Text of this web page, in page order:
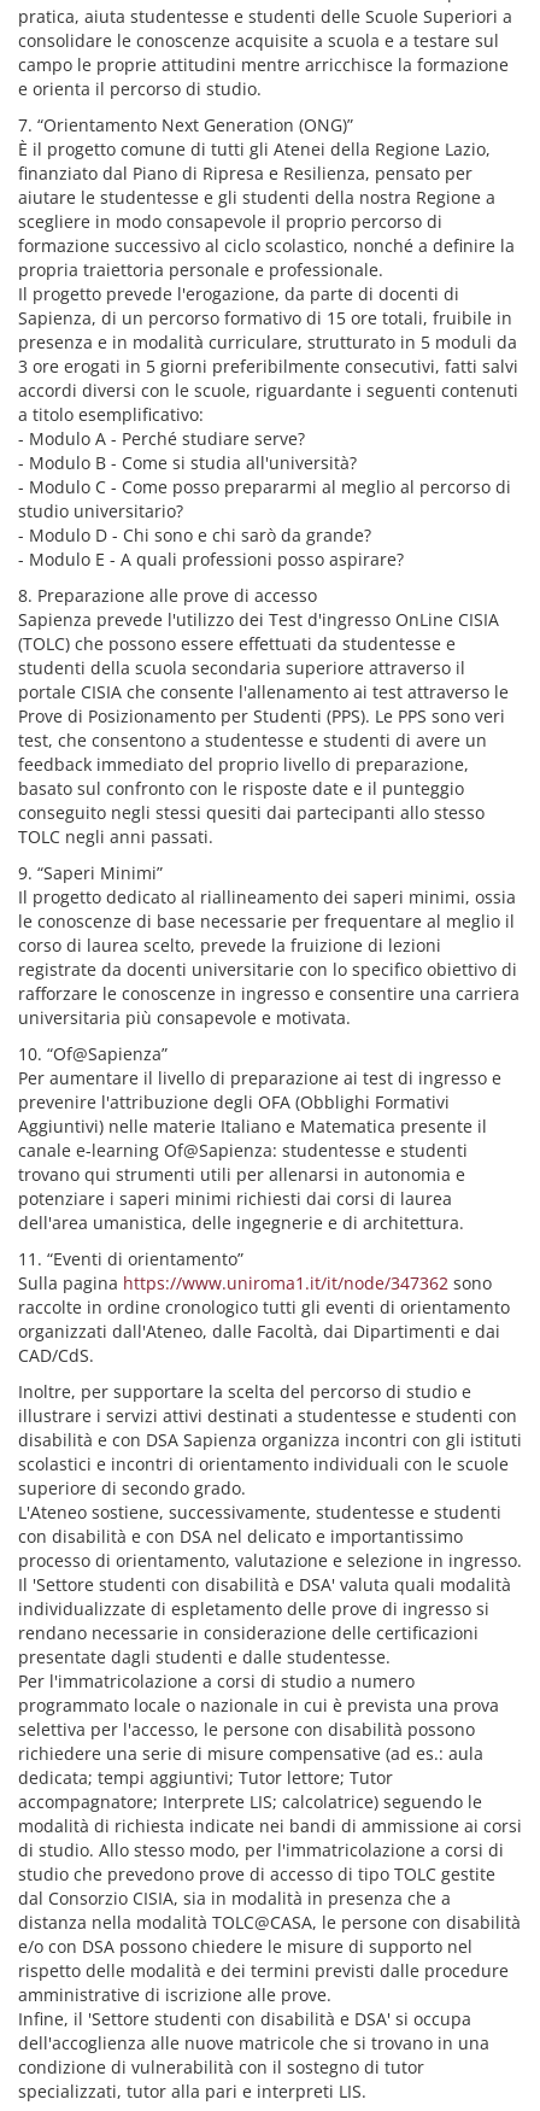
pratica, aiuta studentesse e studenti delle Scuole Superiori a
consolidare le conoscenze acquisite a scuola e a testare sul
campo le proprie attitudini mentre arricchisce la formazione
e orienta il percorso di studio.
7. “Orientamento Next Generation (ONG)”
È il progetto comune di tutti gli Atenei della Regione Lazio,
finanziato dal Piano di Ripresa e Resilienza, pensato per
aiutare le studentesse e gli studenti della nostra Regione a
scegliere in modo consapevole il proprio percorso di
formazione successivo al ciclo scolastico, nonché a definire la
propria traiettoria personale e professionale.
Il progetto prevede l'erogazione, da parte di docenti di
Sapienza, di un percorso formativo di 15 ore totali, fruibile in
presenza e in modalità curriculare, strutturato in 5 moduli da
3 ore erogati in 5 giorni preferibilmente consecutivi, fatti salvi
accordi diversi con le scuole, riguardante i seguenti contenuti
a titolo esemplificativo:
- Modulo A - Perché studiare serve?
- Modulo B - Come si studia all'università?
- Modulo C - Come posso prepararmi al meglio al percorso di
studio universitario?
- Modulo D - Chi sono e chi sarò da grande?
- Modulo E - A quali professioni posso aspirare?
8. Preparazione alle prove di accesso
Sapienza prevede l'utilizzo dei Test d'ingresso OnLine CISIA
(TOLC) che possono essere effettuati da studentesse e
studenti della scuola secondaria superiore attraverso il
portale CISIA che consente l'allenamento ai test attraverso le
Prove di Posizionamento per Studenti (PPS). Le PPS sono veri
test, che consentono a studentesse e studenti di avere un
feedback immediato del proprio livello di preparazione,
basato sul confronto con le risposte date e il punteggio
conseguito negli stessi quesiti dai partecipanti allo stesso
TOLC negli anni passati.
9. “Saperi Minimi”
Il progetto dedicato al riallineamento dei saperi minimi, ossia
le conoscenze di base necessarie per frequentare al meglio il
corso di laurea scelto, prevede la fruizione di lezioni
registrate da docenti universitarie con lo specifico obiettivo di
rafforzare le conoscenze in ingresso e consentire una carriera
universitaria più consapevole e motivata.
10. “Of@Sapienza”
Per aumentare il livello di preparazione ai test di ingresso e
prevenire l'attribuzione degli OFA (Obblighi Formativi
Aggiuntivi) nelle materie Italiano e Matematica presente il
canale e-learning Of@Sapienza: studentesse e studenti
trovano qui strumenti utili per allenarsi in autonomia e
potenziare i saperi minimi richiesti dai corsi di laurea
dell'area umanistica, delle ingegnerie e di architettura.
11. “Eventi di orientamento”
Sulla pagina https://www.uniroma1.it/it/node/347362 sono
raccolte in ordine cronologico tutti gli eventi di orientamento
organizzati dall'Ateneo, dalle Facoltà, dai Dipartimenti e dai
CAD/CdS.
Inoltre, per supportare la scelta del percorso di studio e
illustrare i servizi attivi destinati a studentesse e studenti con
disabilità e con DSA Sapienza organizza incontri con gli istituti
scolastici e incontri di orientamento individuali con le scuole
superiore di secondo grado.
L'Ateneo sostiene, successivamente, studentesse e studenti
con disabilità e con DSA nel delicato e importantissimo
processo di orientamento, valutazione e selezione in ingresso.
Il 'Settore studenti con disabilità e DSA' valuta quali modalità
individualizzate di espletamento delle prove di ingresso si
rendano necessarie in considerazione delle certificazioni
presentate dagli studenti e dalle studentesse.
Per l'immatricolazione a corsi di studio a numero
programmato locale o nazionale in cui è prevista una prova
selettiva per l'accesso, le persone con disabilità possono
richiedere una serie di misure compensative (ad es.: aula
dedicata; tempi aggiuntivi; Tutor lettore; Tutor
accompagnatore; Interprete LIS; calcolatrice) seguendo le
modalità di richiesta indicate nei bandi di ammissione ai corsi
di studio. Allo stesso modo, per l'immatricolazione a corsi di
studio che prevedono prove di accesso di tipo TOLC gestite
dal Consorzio CISIA, sia in modalità in presenza che a
distanza nella modalità TOLC@CASA, le persone con disabilità
e/o con DSA possono chiedere le misure di supporto nel
rispetto delle modalità e dei termini previsti dalle procedure
amministrative di iscrizione alle prove.
Infine, il 'Settore studenti con disabilità e DSA' si occupa
dell'accoglienza alle nuove matricole che si trovano in una
condizione di vulnerabilità con il sostegno di tutor
specializzati, tutor alla pari e interpreti LIS.